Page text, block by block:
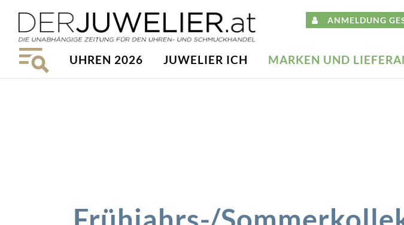
ANMELDUNG
UHREN 2026 JUWELIER ICH MARKEN UND